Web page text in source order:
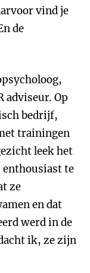
vind je
de
adviseur. Op
bedrijf,
trainingen
leek het
te
ze
en dat
werd in de
ik, ze zijn